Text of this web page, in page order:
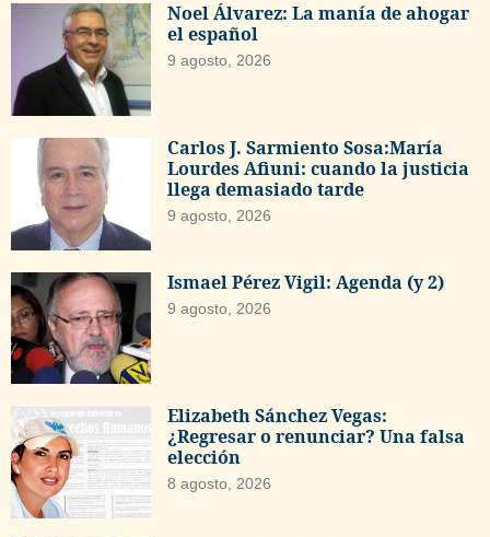
Noel Álvarez: La manía de ahogar
el español
9 agosto, 2026
Carlos J. Sarmiento Sosa:María
Lourdes Afiuni: cuando la justicia
llega demasiado tarde
9 agosto, 2026
Ismael Pérez Vigil: Agenda (y 2)
9 agosto, 2026
Elizabeth Sánchez Vegas:
¿Regresar o renunciar? Una falsa
elección
8 agosto, 2026